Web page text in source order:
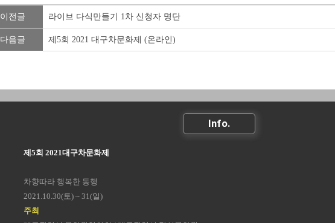
이전글 라이브 다식만들기 1차 신청자 명단
다음글 제5회 2021 대구차문화제 (온라인)
Info.
제5회 2021대구차문화제
차향따라 행복한 동행
2021.10.30(토) ~ 31(일)
주최